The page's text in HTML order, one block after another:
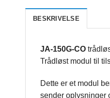
BESKRIVELSE
JA-150G-CO
Trådløst modul til
Dette er et modul
sender oplysninger